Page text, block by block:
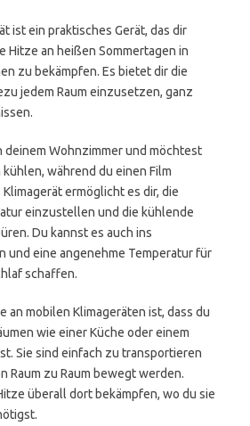
ist ein praktisches Gerät, das dir
Hitze an heißen Sommertagen in
zu bekämpfen. Es bietet dir die
jedem Raum einzusetzen, ganz
deinem Wohnzimmer und möchtest
kühlen, während du einen Film
ermöglicht es dir, die
einzustellen und die kühlende
Du kannst es auch ins
und eine angenehme Temperatur für
schaffen.
an mobilen Klimageräten ist, dass du
wie einer Küche oder einem
Sie sind einfach zu transportieren
Raum zu Raum bewegt werden.
überall dort bekämpfen, wo du sie